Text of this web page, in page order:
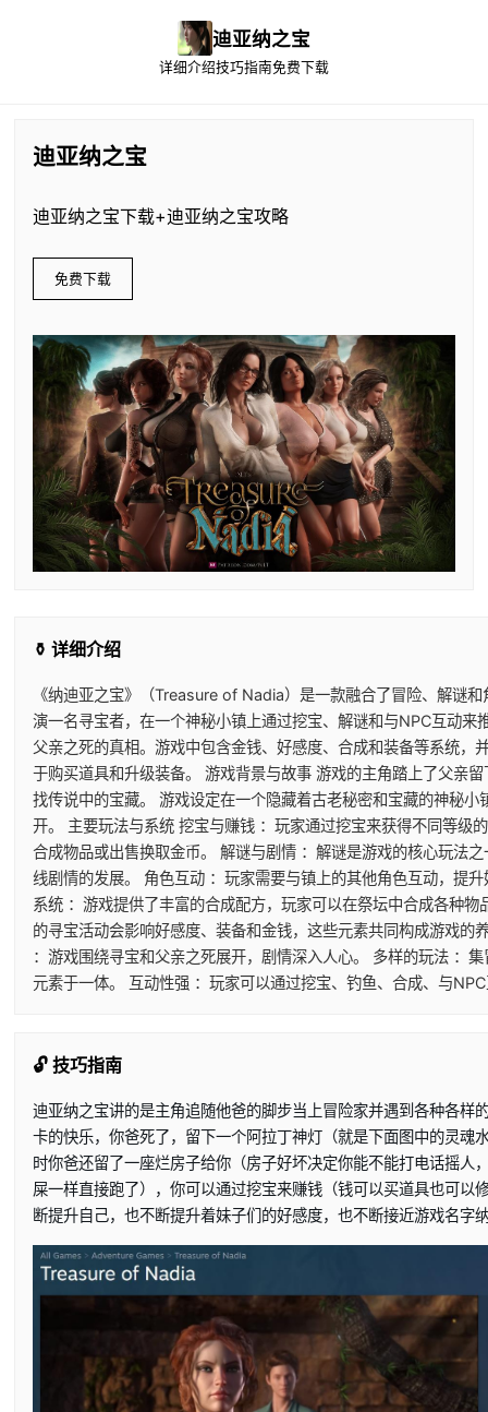
迪亚纳之宝
详细介绍技巧指南免费下载
迪亚纳之宝
迪亚纳之宝下载+迪亚纳之宝攻略
免费下载
⚱️ 详细介绍
《纳迪亚之宝》（Treasure of Nadia）是一款融合了冒险、解谜
演一名寻宝者，在一个神秘小镇上通过挖宝、解谜和与NPC互动来
父亲之死的真相。游戏中包含金钱、好感度、合成和装备等系统，
于购买道具和升级装备。 游戏背景与故事 游戏的主角踏上了父亲
找传说中的宝藏。 游戏设定在一个隐藏着古老秘密和宝藏的神秘小
开。 主要玩法与系统 挖宝与赚钱 ：玩家通过挖宝来获得不同等级
合成物品或出售换取金币。 解谜与剧情 ：解谜是游戏的核心玩法
线剧情的发展。 角色互动 ：玩家需要与镇上的其他角色互动，提
系统 ：游戏提供了丰富的合成配方，玩家可以在祭坛中合成各种
的寻宝活动会影响好感度、装备和金钱，这些元素共同构成游戏的
：游戏围绕寻宝和父亲之死展开，剧情深入人心。 多样的玩法 ：
元素于一体。 互动性强 ：玩家可以通过挖宝、钓鱼、合成、与
🔓 技巧指南
迪亚纳之宝讲的是主角追随他爸的脚步当上冒险家并遇到各种各样
卡的快乐，你爸死了，留下一个阿拉丁神灯（就是下面图中的灵魂
时你爸还留了一座烂房子给你（房子好坏决定你能不能打电话摇人
屎一样直接跑了），你可以通过挖宝来赚钱（钱可以买道具也可以
断提升自己，也不断提升着妹子们的好感度，也不断接近游戏名字